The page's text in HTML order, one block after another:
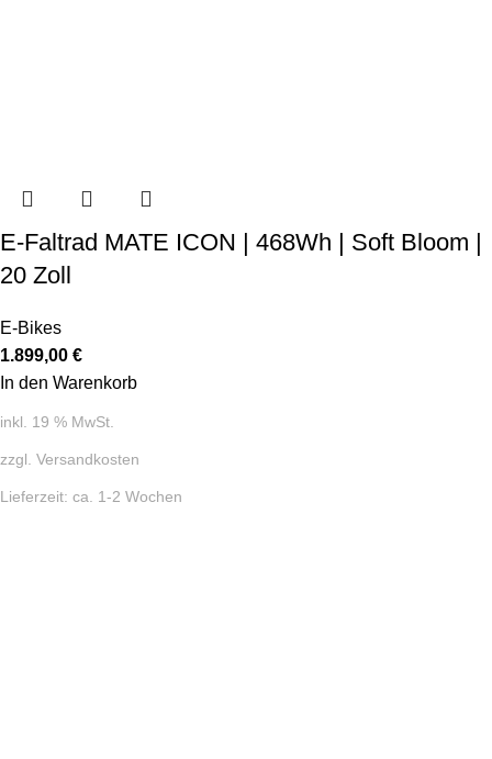
E-Faltrad MATE ICON | 468Wh | Soft Bloom |
20 Zoll
E-Bikes
1.899,00 €
In den Warenkorb
inkl. 19 % MwSt.
zzgl. Versandkosten
Lieferzeit: ca. 1-2 Wochen